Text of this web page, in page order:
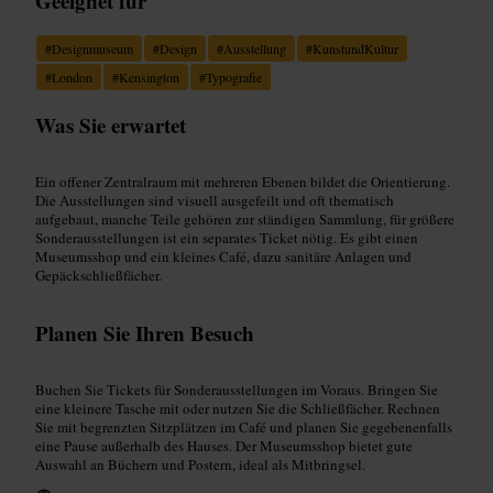
#Designmuseum #Design #Ausstellung #KunstundKultur
#London #Kensington #Typografie
Was Sie erwartet
Ein offener Zentralraum mit mehreren Ebenen bildet die Orientierung.
Die Ausstellungen sind visuell ausgefeilt und oft thematisch
aufgebaut, manche Teile gehören zur ständigen Sammlung, für größere
Sonderausstellungen ist ein separates Ticket nötig. Es gibt einen
Museumsshop und ein kleines Café, dazu sanitäre Anlagen und
Gepäckschließfächer.
Planen Sie Ihren Besuch
Buchen Sie Tickets für Sonderausstellungen im Voraus. Bringen Sie
eine kleinere Tasche mit oder nutzen Sie die Schließfächer. Rechnen
Sie mit begrenzten Sitzplätzen im Café und planen Sie gegebenenfalls
eine Pause außerhalb des Hauses. Der Museumsshop bietet gute
Auswahl an Büchern und Postern, ideal als Mitbringsel.